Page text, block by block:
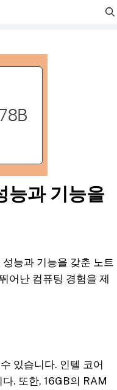
능과 기능을
능과 기능을 갖춘 노트
어난 컴퓨팅 경험을 제
있습니다. 인텔 코어
. 또한, 16GB의 RAM